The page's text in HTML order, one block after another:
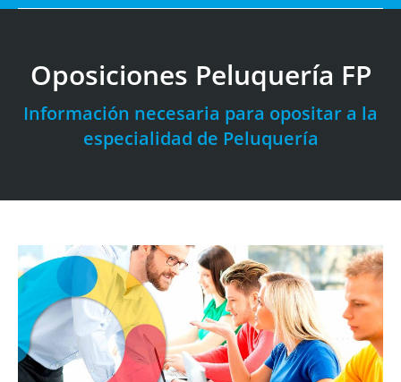
Oposiciones Peluquería FP
Información necesaria para opositar a la
especialidad de Peluquería